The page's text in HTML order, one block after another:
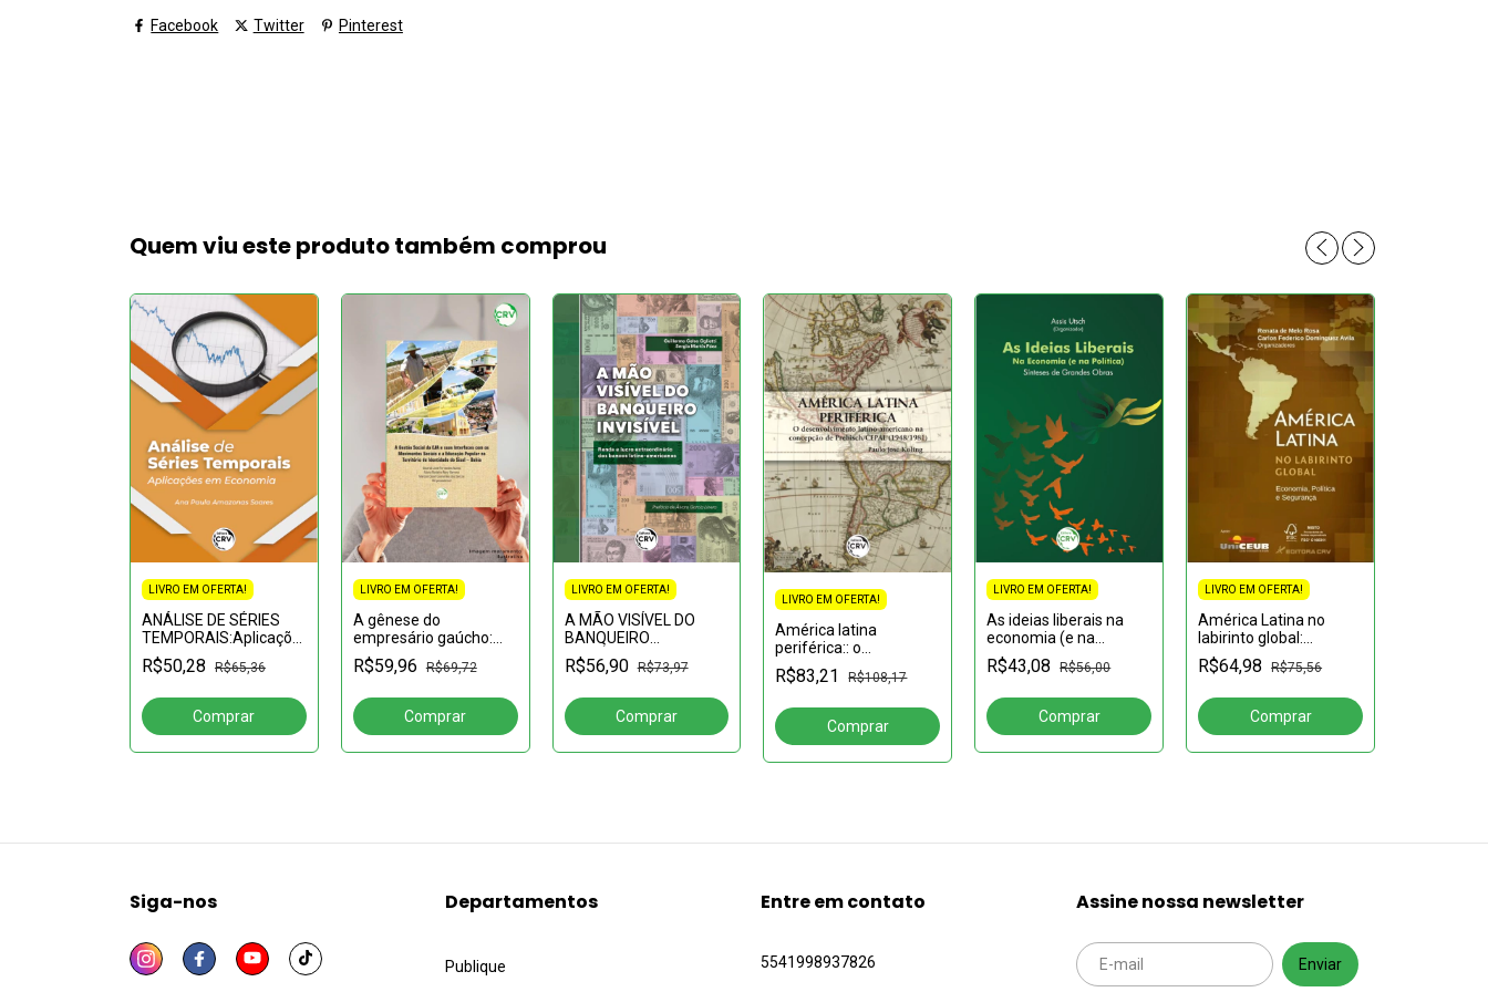
Facebook Twitter Pinterest
Quem viu este produto também comprou
LIVRO EM OFERTA!
ANÁLISE DE SÉRIES
TEMPORAIS:Aplicações
em Economia
R$50,28 R$65,36
LIVRO EM OFERTA!
A gênese do
empresário gaúcho:
instituições e o modelo
de construção mental
R$59,96 R$69,72
LIVRO EM OFERTA!
A MÃO VISÍVEL DO
BANQUEIRO
INVISÍVELrenda e lucro
extraordinário dos
americanos
R$56,90 R$73,97
LIVRO EM OFERTA!
América latina
periférica:: o
desenvolvimento
latinoamericano na
prebisch/cepal
(1948/1981)
R$83,21 R$108,17
LIVRO EM OFERTA!
As ideias liberais na
economia (e na
política): sínteses de
grandes obras
R$43,08 R$56,00
LIVRO EM OFERTA!
América Latina no
labirinto global:
economia,política e
segurança
R$64,98 R$75,56
Siga-nos Departamentos
Publique
Entre em contato
5541998937826
Assine nossa newsletter